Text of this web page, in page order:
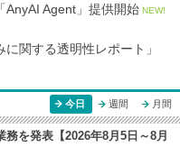
Agent」提供開始 NEW!
関する透明性レポート」
今日 週間 月間
を発表【2026年8月5日～8月